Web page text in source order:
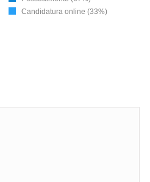
Candidatura online (33%)